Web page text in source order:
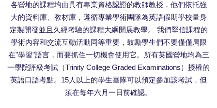
各營地的課程均由具有專業資格認證的教師教授，他們依托強
大的資料庫、教材庫，遵循專業學術團隊為英語假期學校量身
定製開發並且久經考驗的課程大綱開展教學。 我們堅信課程的
學術內容和交流互動活動同等重要，鼓勵學生們不要僅僅局限
在"學習"語言，而要抓住一切機會使用它。所有英國營地均為三
一學院評級考試（Trinity College Graded Examinations）授權的
英語口語考點。15人以上的學生團隊可以預定參加該考試，但
須在每年六月一日前確認。